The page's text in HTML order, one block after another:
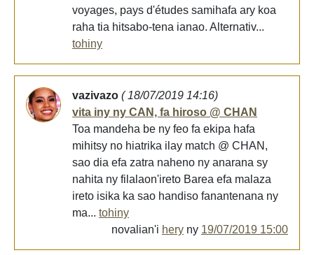
voyages, pays d'études samihafa ary koa
raha tia hitsabo-tena ianao. Alternativ...
tohiny
vazivazo ( 18/07/2019 14:16)
vita iny ny CAN, fa hiroso @ CHAN
Toa mandeha be ny feo fa ekipa hafa
mihitsy no hiatrika ilay match @ CHAN,
sao dia efa zatra naheno ny anarana sy
nahita ny filalaon'ireto Barea efa malaza
ireto isika ka sao handiso fanantenana ny
ma... tohiny
novalian'i hery ny 19/07/2019 15:00